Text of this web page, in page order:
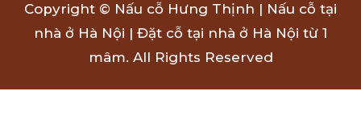
Copyright © Nấu cỗ Hưng Thịnh | Nấu cỗ tại
nhà ở Hà Nội | Đặt cỗ tại nhà ở Hà Nội từ 1
mâm. All Rights Reserved